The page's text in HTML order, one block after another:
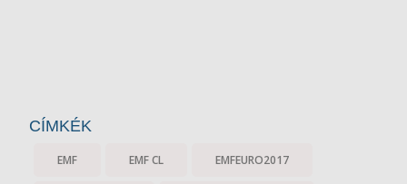
CÍMKÉK
EMF EMF CL EMFEURO2017